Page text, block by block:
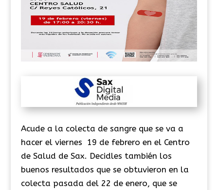
Acude a la colecta de sangre que se va a
hacer el viernes 19 de febrero en el Centro
de Salud de Sax. Decidles también los
buenos resultados que se obtuvieron en la
colecta pasada del 22 de enero, que se